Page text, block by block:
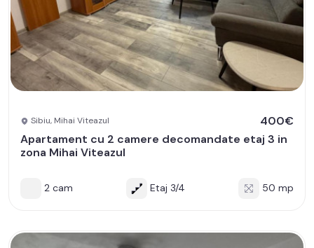
Sibiu, Mihai Viteazul
400€
Apartament cu 2 camere decomandate etaj 3 in
zona Mihai Viteazul
2 cam Etaj 3/4 50 mp